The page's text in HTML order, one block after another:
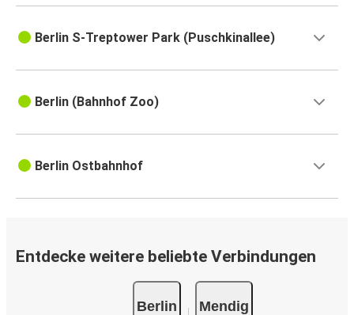
Berlin S-Treptower Park (Puschkinallee)
Berlin (Bahnhof Zoo)
Berlin Ostbahnhof
Entdecke weitere beliebte Verbindungen
Berlin Mendig